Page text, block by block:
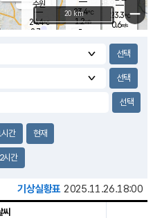
23.3℃
0.6m/s
mm
23.4℃
1.2m/s
-
수원
24.4℃
2.7 m/s
−
20 km
간 현재
시간
기상실황표 2025.11.26.18:00
씨